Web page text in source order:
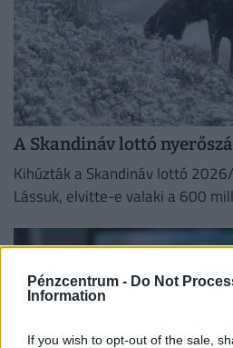
Pénzcentrum - Do Not
Information
If you wish to opt-out of the sale,
A Skandináv lottó
Kihúzták a Skandináv lottó
Lássuk, elvitte-e valaki a 600